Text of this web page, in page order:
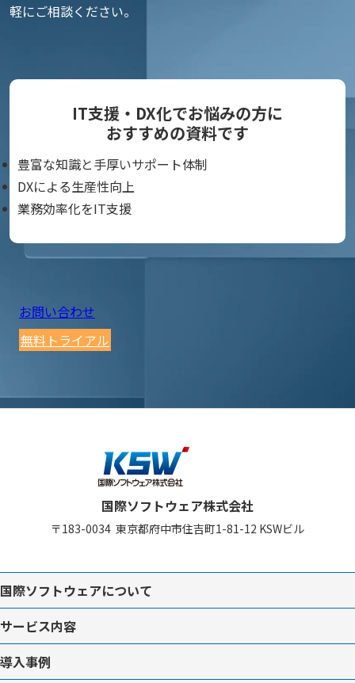
軽にご相談ください。
IT支援・DX化でお悩みの方に
おすすめの資料です
豊富な知識と手厚いサポート体制
DXによる生産性向上
業務効率化をIT支援
お問い合わせ
無料トライアル
国際ソフトウェア株式会社
〒183-0034 東京都府中市住吉町1-81-12 KSWビル
国際ソフトウェアについて
サービス内容
導入事例